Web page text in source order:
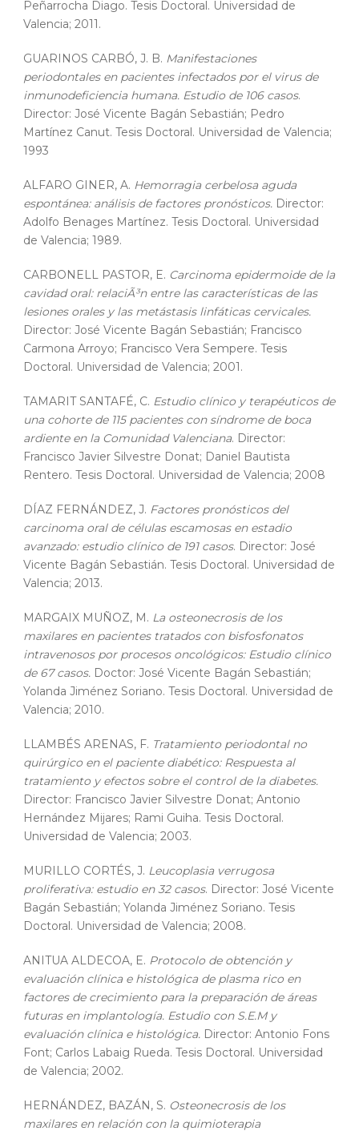
Peñarrocha Diago. Tesis Doctoral. Universidad de
Valencia; 2011.
GUARINOS CARBÓ, J. B. Manifestaciones
periodontales en pacientes infectados por el virus de
inmunodeficiencia humana. Estudio de 106 casos.
Director: José Vicente Bagán Sebastián; Pedro
Martínez Canut. Tesis Doctoral. Universidad de Valencia;
1993
ALFARO GINER, A. Hemorragia cerbelosa aguda
espontánea: análisis de factores pronósticos. Director:
Adolfo Benages Martínez. Tesis Doctoral. Universidad
de Valencia; 1989.
CARBONELL PASTOR, E. Carcinoma epidermoide de la
cavidad oral: relaciÃ³n entre las características de las
lesiones orales y las metástasis linfáticas cervicales.
Director: José Vicente Bagán Sebastián; Francisco
Carmona Arroyo; Francisco Vera Sempere. Tesis
Doctoral. Universidad de Valencia; 2001.
TAMARIT SANTAFÉ, C. Estudio clínico y terapéuticos de
una cohorte de 115 pacientes con síndrome de boca
ardiente en la Comunidad Valenciana. Director:
Francisco Javier Silvestre Donat; Daniel Bautista
Rentero. Tesis Doctoral. Universidad de Valencia; 2008
DÍAZ FERNÁNDEZ, J. Factores pronósticos del
carcinoma oral de células escamosas en estadio
avanzado: estudio clínico de 191 casos. Director: José
Vicente Bagán Sebastián. Tesis Doctoral. Universidad de
Valencia; 2013.
MARGAIX MUÑOZ, M. La osteonecrosis de los
maxilares en pacientes tratados con bisfosfonatos
intravenosos por procesos oncológicos: Estudio clínico
de 67 casos. Doctor: José Vicente Bagán Sebastián;
Yolanda Jiménez Soriano. Tesis Doctoral. Universidad de
Valencia; 2010.
LLAMBÉS ARENAS, F. Tratamiento periodontal no
quirúrgico en el paciente diabético: Respuesta al
tratamiento y efectos sobre el control de la diabetes.
Director: Francisco Javier Silvestre Donat; Antonio
Hernández Mijares; Rami Guiha. Tesis Doctoral.
Universidad de Valencia; 2003.
MURILLO CORTÉS, J. Leucoplasia verrugosa
proliferativa: estudio en 32 casos. Director: José Vicente
Bagán Sebastián; Yolanda Jiménez Soriano. Tesis
Doctoral. Universidad de Valencia; 2008.
ANITUA ALDECOA, E. Protocolo de obtención y
evaluación clínica e histológica de plasma rico en
factores de crecimiento para la preparación de áreas
futuras en implantología. Estudio con S.E.M y
evaluación clínica e histológica. Director: Antonio Fons
Font; Carlos Labaig Rueda. Tesis Doctoral. Universidad
de Valencia; 2002.
HERNÁNDEZ, BAZÁN, S. Osteonecrosis de los
maxilares en relación con la quimioterapia